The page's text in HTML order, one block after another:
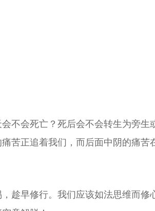
不会死亡？死后会不会转生为旁生
苦正追着我们，而后面中阴的痛苦
趁早修行。我们应该如法思维而修